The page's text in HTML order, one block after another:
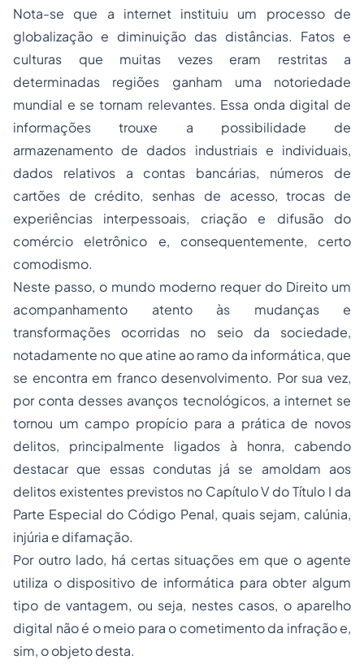
Nota-se que a internet instituiu um processode
globalização e diminuição das distâncias. Fatos e
culturas que muitas vezes eram restritas a
determinadas regiões ganham uma notoriedade
mundial e se tornam relevantes. Essa onda digital de
informações trouxe a possibilidade de
armazenamento de dados industriais e individuais,
dados relativos a contas bancárias, números de
cartões de crédito, senhas de acesso, trocas de
experiências interpessoais, criação e difusão do
comércio eletrônico e, consequentemente, certo
comodismo.
Neste passo, o mundo moderno requer do Direito um
acompanhamento atento às mudanças e
transformações ocorridas no seio da sociedade,
notadamente no que atine ao ramo da informática, que
se encontra em franco desenvolvimento. Por sua vez,
por conta desses avanços tecnológicos, a internet se
tornou um campo propício para a prática de novos
delitos, principalmente ligados à honra, cabendo
destacar que essas condutas já se amoldam aos
delitos existentes previstos no Capítulo V do Título I da
Parte Especial do Código Penal, quais sejam, calúnia,
injúria e difamação.
Por outro lado, há certas situações em que o agente
utiliza o dispositivo de informática para obter algum
tipo de vantagem, ou seja, nestes casos, o aparelho
digital não é o meio para o cometimento da infração e,
sim, o objeto desta.